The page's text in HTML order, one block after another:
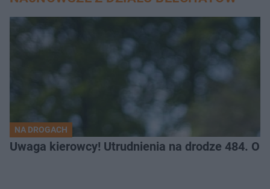
NA DROGACH
Uwaga kierowcy! Utrudnienia na drodze 484.